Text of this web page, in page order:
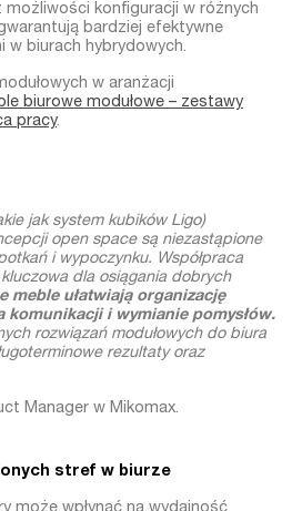
konfiguracji w różnych
bardziej efektywne
w biurach hybrydowych.
w aranżacji
biurowe modułowe – zestawy
pracy.
jak system kubików Ligo)
open space są niezastąpione
i wypoczynku. Współpraca
dla osiągania dobrych
meble ułatwiają organizację
komunikacji i wymianie pomysłów.
rozwiązań modułowych do biura
rezultaty oraz
Manager w Mikomax.
stref w biurze